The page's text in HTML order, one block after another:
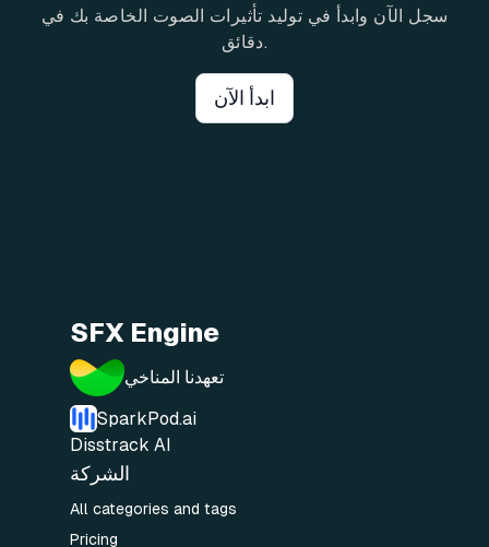
سجل الآن وابدأ في توليد تأثيرات الصوت الخاصة بك في
دقائق.
ابدأ الآن
SFX Engine
تعهدنا المناخي
SparkPod.ai
Disstrack AI
الشركة
All categories and tags
Pricing